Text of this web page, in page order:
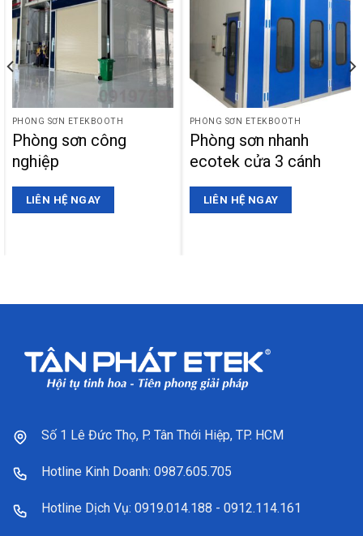
PHÒNG SƠN ETEKBOOTH
Phòng sơn công
nghiệp
LIÊN HỆ NGAY
PHÒNG SƠN ETEKBOOTH
Phòng sơn nhanh
ecotek cửa 3 cánh
LIÊN HỆ NGAY
Số 1 Lê Đức Thọ, P. Tân Thới Hiệp, TP. HCM
Hotline Kinh Doanh: 0987.605.705
Hotline Dịch Vụ: 0919.014.188 - 0912.114.161